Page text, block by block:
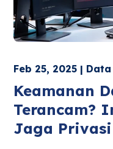
Feb 25, 2025 |
Keamanan
Terancam?
Jaga Privasi